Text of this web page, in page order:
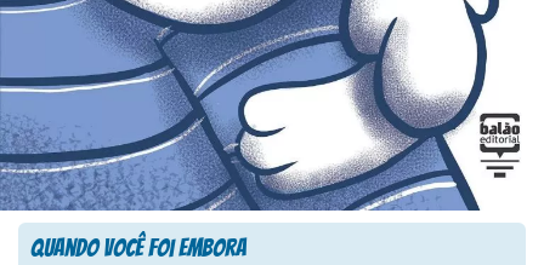
Quando Você foi Embora